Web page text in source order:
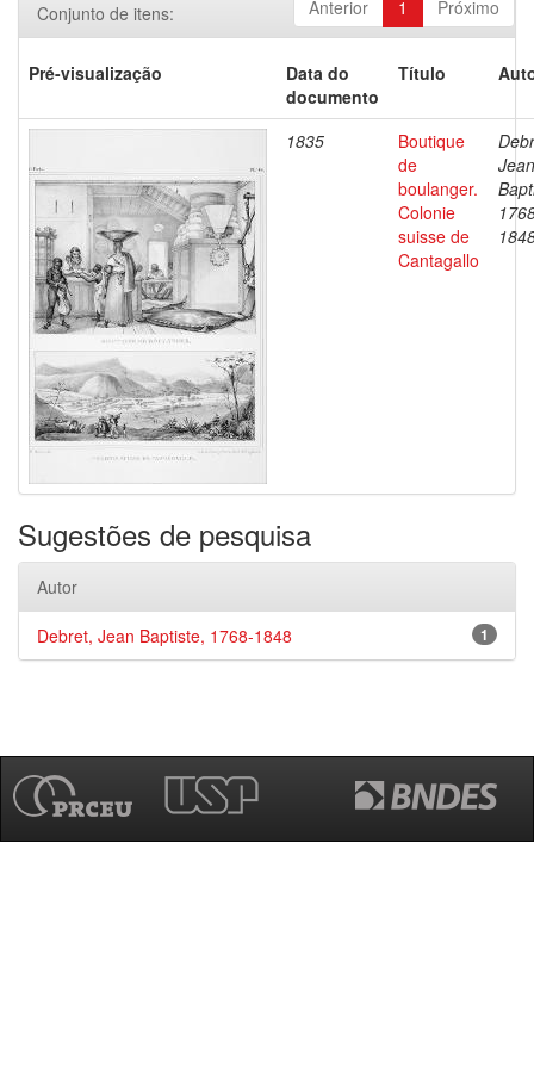
Anterior 1 Próximo
Conjunto de itens:
Pré-visualização
Data do
documento
Título
1835
Boutique
de
boulanger.
Colonie
suisse de
Cantagallo
Jean
Sugestões de pesquisa
Autor
1
Debret, Jean Baptiste, 1768-1848